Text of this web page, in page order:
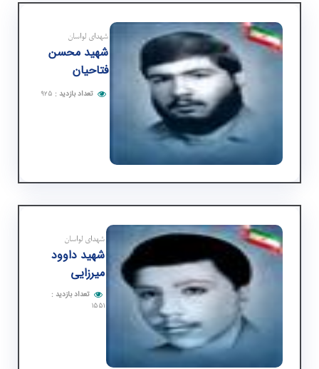
شهدای لواسان
شهید محسن
فتاحیان
تعداد بازدید : ۹۲۵
شهدای لواسان
شهید داوود
میرزایی
تعداد بازدید :
۱۵۵۱